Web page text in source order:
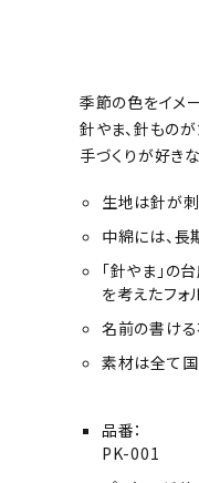
季節の色をイメ
針やま、針もの
手づくりが好き
生地は針が刺
中綿には、長
「針やま」の
を考えたフォ
名前の書ける
素材は全て国
品番：
PK-001